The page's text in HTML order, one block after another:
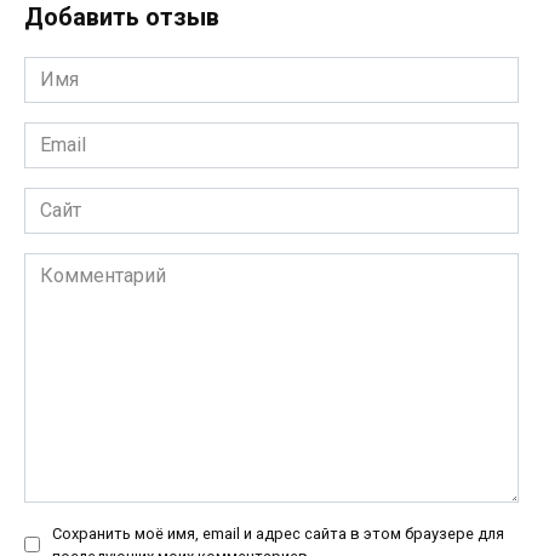
Добавить отзыв
Имя
*
Email
*
Сайт
Комментарий
Сохранить моё имя, email и адрес сайта в этом браузере для